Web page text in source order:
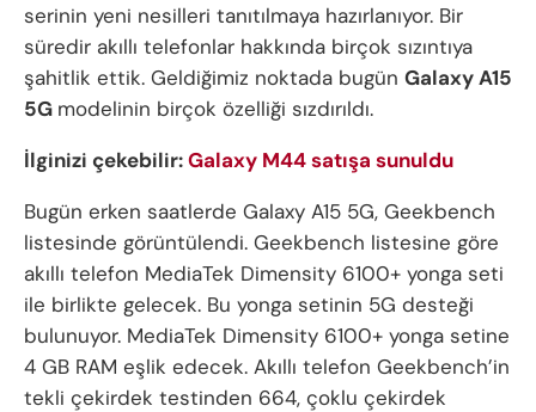
serinin yeni nesilleri tanıtılmaya hazırlanıyor. Bir
süredir akıllı telefonlar hakkında birçok sızıntıya
şahitlik ettik. Geldiğimiz noktada bugün Galaxy A15
5G modelinin birçok özelliği sızdırıldı.
İlginizi çekebilir:Galaxy M44 satışa sunuldu
Bugün erken saatlerde Galaxy A15 5G, Geekbench
listesinde görüntülendi. Geekbench listesine göre
akıllı telefon MediaTek Dimensity 6100+ yonga seti
ile birlikte gelecek. Bu yonga setinin 5G desteği
bulunuyor. MediaTek Dimensity 6100+ yonga setine
4 GB RAM eşlik edecek. Akıllı telefon Geekbench’in
tekli çekirdek testinden 664, çoklu çekirdek